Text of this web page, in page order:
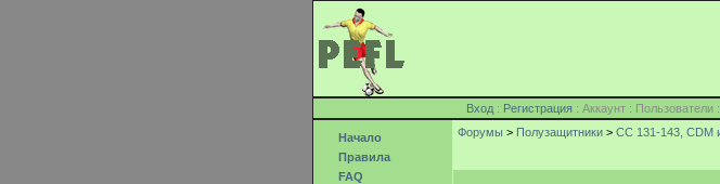
Вход : Регистрация : Аккаунт :
Начало
Правила
FAQ
Форумы > Полузащитники > СС 131-143, CDM